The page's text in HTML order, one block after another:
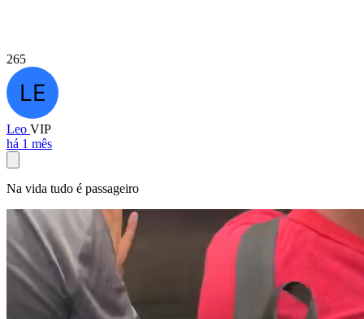
265
Leo VIP
há 1 mês
Na vida tudo é passageiro